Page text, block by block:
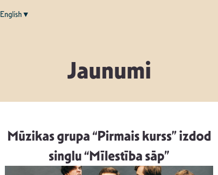
English▼
Jaunumi
Mūzikas grupa “Pirmais kurss” izdod
singlu “Mīlestība sāp”